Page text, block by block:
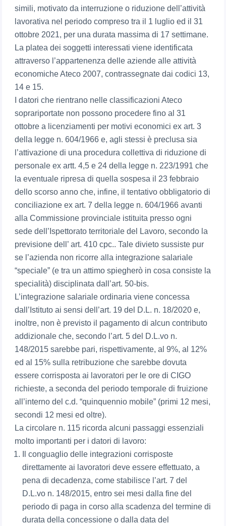
simili, motivato da interruzione o riduzione dell’attività
lavorativa nel periodo compreso tra il 1 luglio ed il 31
ottobre 2021, per una durata massima di 17 settimane.
La platea dei soggetti interessati viene identificata
attraverso l’appartenenza delle aziende alle attività
economiche Ateco 2007, contrassegnate dai codici 13,
14 e 15.
I datori che rientrano nelle classificazioni Ateco
soprariportate non possono procedere fino al 31
ottobre a licenziamenti per motivi economici ex art. 3
della legge n. 604/1966 e, agli stessi è preclusa sia
l’attivazione di una procedura collettiva di riduzione di
personale ex artt. 4,5 e 24 della legge n. 223/1991 che
la eventuale ripresa di quella sospesa il 23 febbraio
dello scorso anno che, infine, il tentativo obbligatorio di
conciliazione ex art. 7 della legge n. 604/1966 avanti
alla Commissione provinciale istituita presso ogni
sede dell’Ispettorato territoriale del Lavoro, secondo la
previsione dell’ art. 410 cpc.. Tale divieto sussiste pur
se l’azienda non ricorre alla integrazione salariale
“speciale” (e tra un attimo spiegherò in cosa consiste la
specialità) disciplinata dall’art. 50-bis.
L’integrazione salariale ordinaria viene concessa
dall’Istituto ai sensi dell’art. 19 del D.L. n. 18/2020 e,
inoltre, non è previsto il pagamento di alcun contributo
addizionale che, secondo l’art. 5 del D.L.vo n.
148/2015 sarebbe pari, rispettivamente, al 9%, al 12%
ed al 15% sulla retribuzione che sarebbe dovuta
essere corrisposta ai lavoratori per le ore di CIGO
richieste, a seconda del periodo temporale di fruizione
all’interno del c.d. “quinquennio mobile” (primi 12 mesi,
secondi 12 mesi ed oltre).
La circolare n. 115 ricorda alcuni passaggi essenziali
molto importanti per i datori di lavoro:
Il conguaglio delle integrazioni corrisposte
direttamente ai lavoratori deve essere effettuato, a
pena di decadenza, come stabilisce l’art. 7 del
D.L.vo n. 148/2015, entro sei mesi dalla fine del
periodo di paga in corso alla scadenza del termine di
durata della concessione o dalla data del